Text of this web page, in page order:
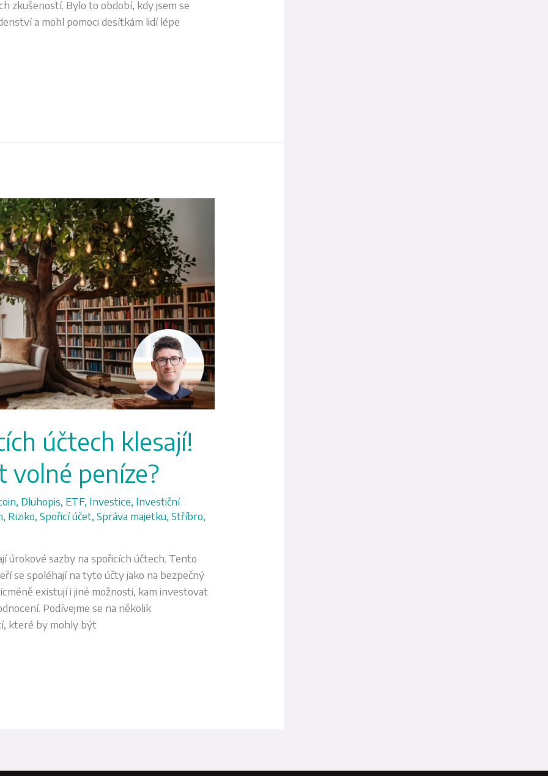
zkušeností. Bylo to období, kdy jsem se
a mohl pomoci desítkám lidí lépe
účtech klesají!
volné peníze?
, Dluhopis, ETF, Investice, Investiční
, Riziko,Spořicí účet,Správa majetku,Stříbro,
úrokové sazby na spořicích účtech. Tento
se spoléhají na tyto účty jako na bezpečný
existují i jiné možnosti, kam investovat
Podívejme se na několik
které by mohly být